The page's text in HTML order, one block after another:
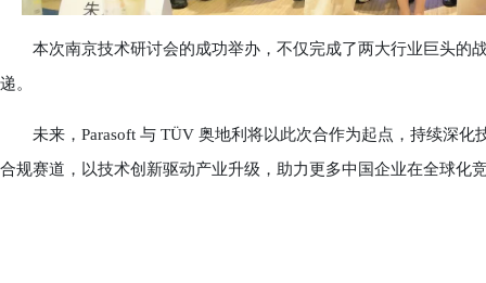
本次南京技术研讨会的成功举办，不仅完成了两大行业巨头的
递。
未来，Parasoft 与 TÜV 奥地利将以此次合作为起点，持续深化
合规赛道，以技术创新驱动产业升级，助力更多中国企业在全球化